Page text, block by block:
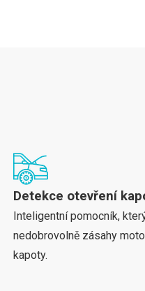
Detekce otevření
Inteligentní pomocník,
nedobrovolně zásahy
kapoty.